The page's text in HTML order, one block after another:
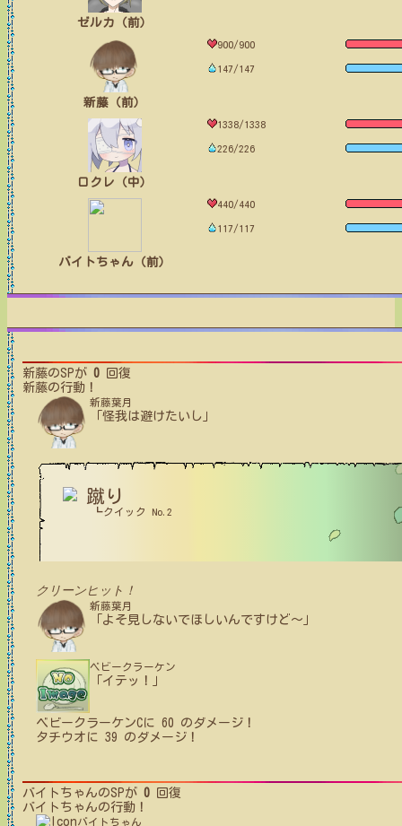
ゼルカ（前）
新藤（前）
900/900
147/147
ロクレ（中）
1338/1338
226/226
バイトちゃん（前）
440/440
117/117
新藤のSPが 0 回復
新藤の行動！
新藤葉月
「怪我は避けたいし」
蹴り
┗クイック No.2
クリーンヒット！
新藤葉月
「よそ見しないでほしいんですけど～」
ベビークラーケン
「イテッ！」
ベビークラーケンCに 60 のダメージ！
タチウオ に 39 のダメージ！
バイトちゃんのSPが 0 回復
バイトちゃんの行動！
バイトちゃん